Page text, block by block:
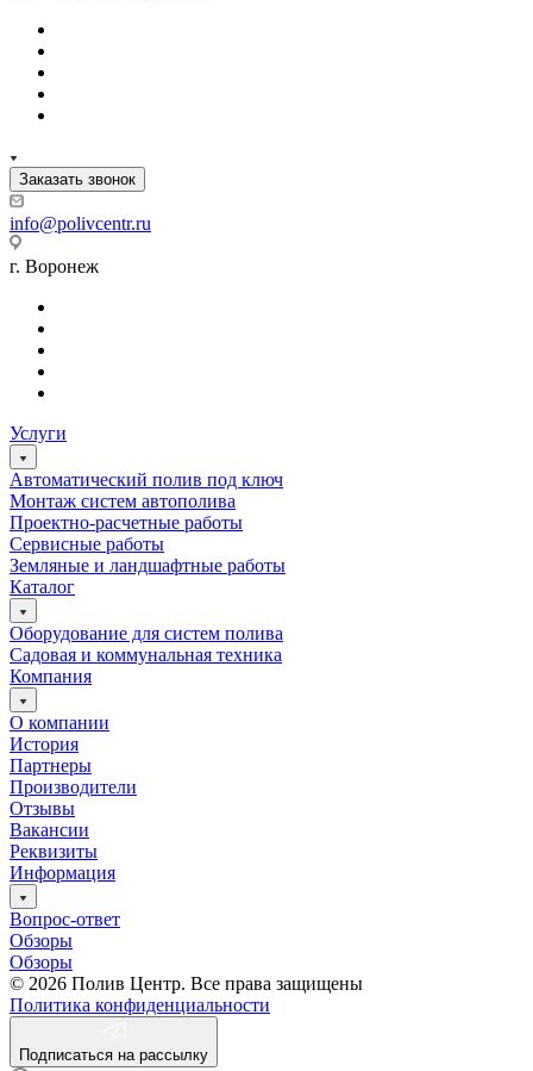
Заказать звонок
info@polivcentr.ru
г. Воронеж
Услуги
Автоматический полив под ключ
Монтаж систем автополива
Проектно-расчетные работы
Сервисные работы
Земляные и ландшафтные работы
Каталог
Оборудование для систем полива
Садовая и коммунальная техника
Компания
О компании
История
Партнеры
Производители
Отзывы
Вакансии
Реквизиты
Информация
Вопрос-ответ
Обзоры
Обзоры
© 2026 Полив Центр. Все права защищены
Политика конфиденциальности
Подписаться на рассылку